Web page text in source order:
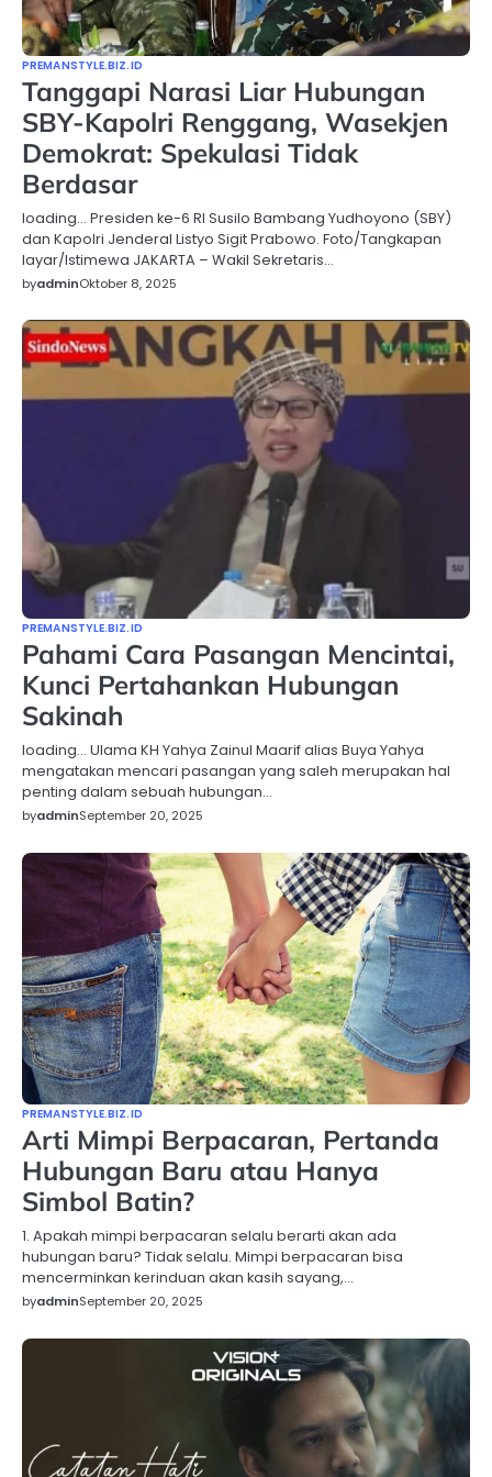
PREMANSTYLE.BIZ.ID
Tanggapi Narasi Liar Hubungan
SBY-Kapolri Renggang, Wasekjen
Demokrat: Spekulasi Tidak
Berdasar
loading… Presiden ke-6 RI Susilo Bambang Yudhoyono (SBY)
dan Kapolri Jenderal Listyo Sigit Prabowo. Foto/Tangkapan
layar/Istimewa JAKARTA – Wakil Sekretaris…
byadminOktober 8, 2025
PREMANSTYLE.BIZ.ID
Pahami Cara Pasangan Mencintai,
Kunci Pertahankan Hubungan
Sakinah
loading… Ulama KH Yahya Zainul Maarif alias Buya Yahya
mengatakan mencari pasangan yang saleh merupakan hal
penting dalam sebuah hubungan…
byadminSeptember 20, 2025
PREMANSTYLE.BIZ.ID
Arti Mimpi Berpacaran, Pertanda
Hubungan Baru atau Hanya
Simbol Batin?
1. Apakah mimpi berpacaran selalu berarti akan ada
hubungan baru? Tidak selalu. Mimpi berpacaran bisa
mencerminkan kerinduan akan kasih sayang,…
byadminSeptember 20, 2025